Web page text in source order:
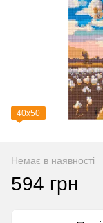
40х50
Немає в наявності
594 грн